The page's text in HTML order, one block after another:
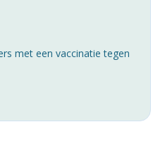
met een vaccinatie tegen